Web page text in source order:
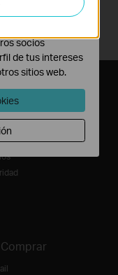
de Prensa
socios
de tus intereses
sitios web.